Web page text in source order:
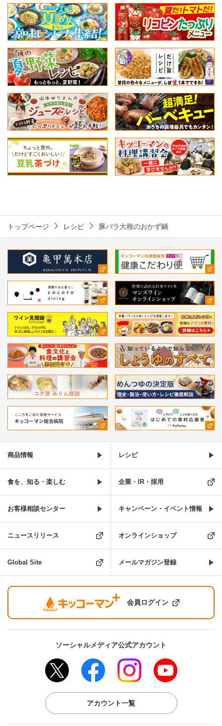
トップページ レシピ 豚バラ大根のおかず鍋
商品情報 レシピ
食を、知る・楽しむ 企業・IR・採用
お客様相談センター キャンペーン・イベント情報
ニュースリリース オンラインショップ
Global Site メールマガジン登録
会員ログイン
ソーシャルメディア公式アカウント
アカウント一覧